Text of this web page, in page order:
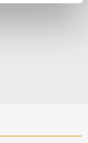
tek gelir
çerezler
çeşitli kişisel